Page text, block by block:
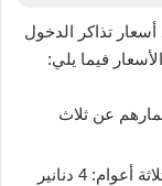
تذاكر الدخول
فيما يلي:
عن ثلاث
سعر تذكرة الدخول لمن تتجاوز أعمارهم ثلاثة أعوام: 4 دنانير